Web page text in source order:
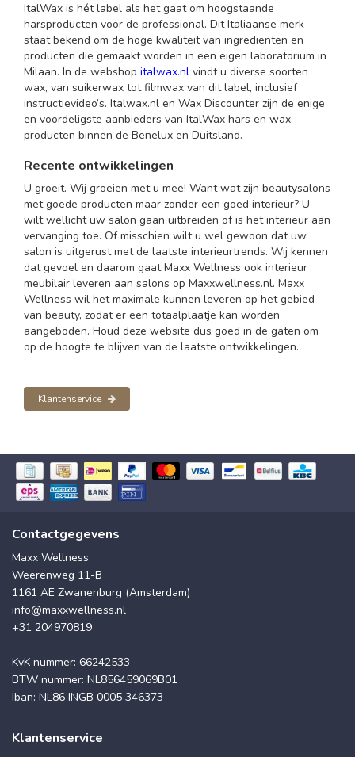
ItalWax is hét label als het gaat om hoogstaande
harsproducten voor de professional. Dit Italiaanse merk
staat bekend om de hoge kwaliteit van ingrediënten en
producten die gemaakt worden in een eigen laboratorium in
Milaan. In de webshop italwax.nl vindt u diverse soorten
wax, van suikerwax tot filmwax van dit label, inclusief
instructievideo’s. Italwax.nl en Wax Discounter zijn de enige
en voordeligste aanbieders van ItalWax hars en wax
producten binnen de Benelux en Duitsland.
Recente ontwikkelingen
U groeit. Wij groeien met u mee! Want wat zijn beautysalons
met goede producten maar zonder een goed interieur? U
wilt wellicht uw salon gaan uitbreiden of is het interieur aan
vervanging toe. Of misschien wilt u wel gewoon dat uw
salon is uitgerust met de laatste interieurtrends. Wij kennen
dat gevoel en daarom gaat Maxx Wellness ook interieur
meubilair leveren aan salons op Maxxwellness.nl. Maxx
Wellness wil het maximale kunnen leveren op het gebied
van beauty, zodat er een totaalplaatje kan worden
aangeboden. Houd deze website dus goed in de gaten om
op de hoogte te blijven van de laatste ontwikkelingen.
Klantenservice
Contactgegevens
Maxx Wellness
Weerenweg 11-B
1161 AE Zwanenburg (Amsterdam)
info@maxxwellness.nl
+31 204970819
KvK nummer: 66242533
BTW nummer: NL856459069B01
Iban: NL86 INGB 0005 346373
Klantenservice